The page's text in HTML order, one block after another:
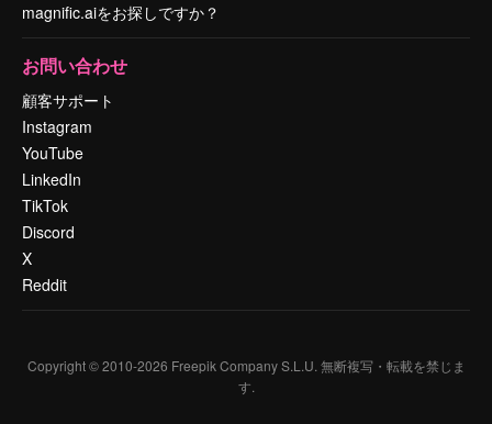
magnific.aiをお探しですか？
お問い合わせ
顧客サポート
Instagram
YouTube
LinkedIn
TikTok
Discord
X
Reddit
Copyright © 2010-2026 Freepik Company S.L.U. 無断複写・転載を禁じま
す.